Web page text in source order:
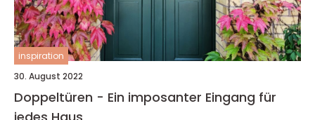
inspiration
30. August 2022
Doppeltüren - Ein imposanter Eingang für